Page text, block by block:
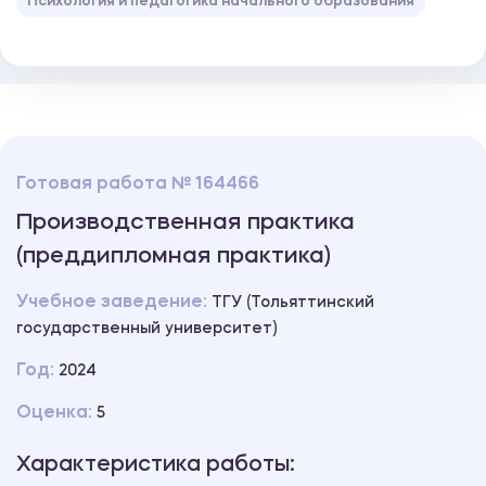
Готовая работа № 164466
Производственная практика
(преддипломная практика)
Учебное заведение:
ТГУ (Тольяттинский
государственный университет)
Год: 2024
Оценка: 5
Характеристика работы: